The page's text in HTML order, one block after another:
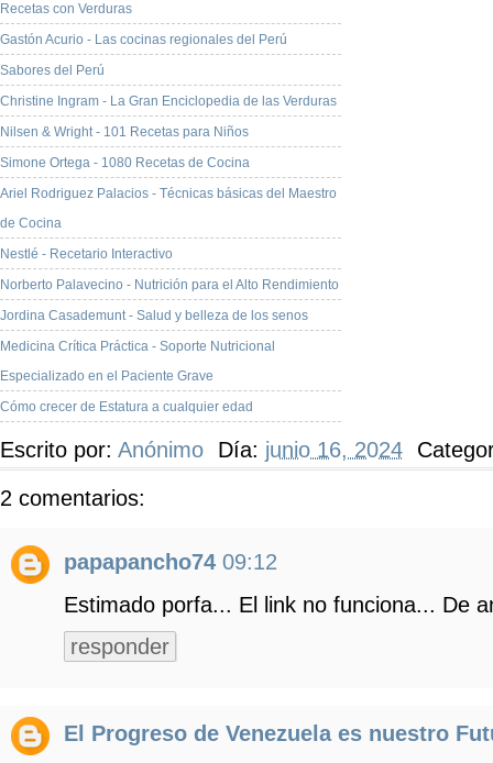
Recetas con Verduras
Gastón Acurio - Las cocinas regionales del Perú
Sabores del Perú
Christine Ingram - La Gran Enciclopedia de las Verduras
Nilsen & Wright - 101 Recetas para Niños
Simone Ortega - 1080 Recetas de Cocina
Ariel Rodriguez Palacios - Técnicas básicas del Maestro
de Cocina
Nestlé - Recetario Interactivo
Norberto Palavecino - Nutrición para el Alto Rendimiento
Jordina Casademunt - Salud y belleza de los senos
Medicina Crítica Práctica - Soporte Nutricional
Especializado en el Paciente Grave
Cómo crecer de Estatura a cualquier edad
Escrito por: Anónimo Día: junio 16, 2024
2 comentarios:
papapancho74 09:12
Estimado porfa... El link no funciona... De
responder
El Progreso de Venezuela es nuestro